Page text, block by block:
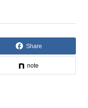
Share
note